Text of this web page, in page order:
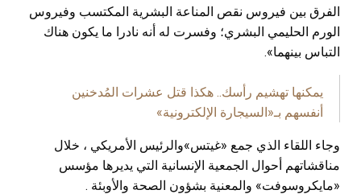
الفرق بين فيروس نقص المناعة البشرية المكتسب وفيروس
الورم الحليمي البشري؛ وفسرت له أنه نادرا ما يكون هناك
التباس بينهما».
يمكنها تهشيم رأسك.. هكذا قتل عشرات المُدخنين
أنفسهم بـ«السيجارة الإلكترونية»
وجاء اللقاء الذي جمع «غيتس»والرئيس الأمريكي ، خلال
مناقشاتهم أحوال الجمعية الإنسانية التي يديرها مؤسس
«مايكروسوفت» والمعنية بشؤون الصحة والأوبئة .